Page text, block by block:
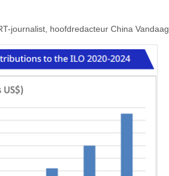
journalist, hoofdredacteur China Vandaag